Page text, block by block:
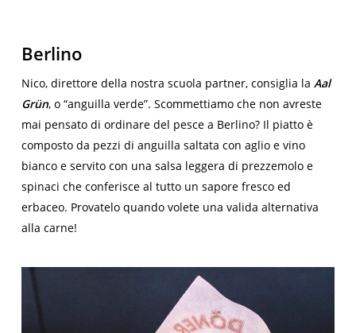
Berlino
Nico, direttore della nostra scuola partner, consiglia la Aal
Grün, o “anguilla verde”. Scommettiamo che non avreste
mai pensato di ordinare del pesce a Berlino? Il piatto è
composto da pezzi di anguilla saltata con aglio e vino
bianco e servito con una salsa leggera di prezzemolo e
spinaci che conferisce al tutto un sapore fresco ed
erbaceo. Provatelo quando volete una valida alternativa
alla carne!